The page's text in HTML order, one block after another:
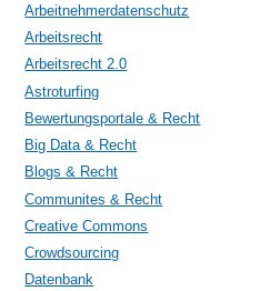
Arbeitnehmerdatenschutz
Arbeitsrecht
Arbeitsrecht 2.0
Astroturfing
Bewertungsportale & Recht
Big Data & Recht
Blogs & Recht
Communites & Recht
Creative Commons
Crowdsourcing
Datenbank